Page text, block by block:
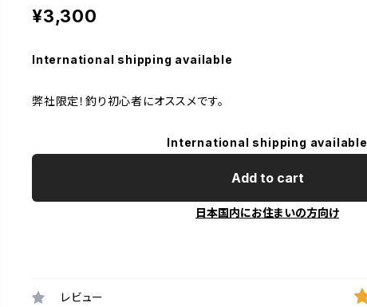
¥3,300
International shipping available
弊社限定！釣り初心者にオススメです。
International shipping available
Add to cart
日本国内にお住まいの方向け
レビュー